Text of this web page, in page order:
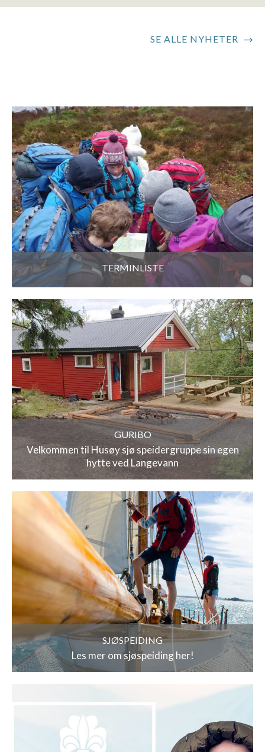
SE ALLE NYHETER
TERMINLISTE
GURIBO
Velkommen til Husøy sjø speidergruppe sin egen
hytte ved Langevann
SJØSPEIDING
Les mer om sjøspeiding her!